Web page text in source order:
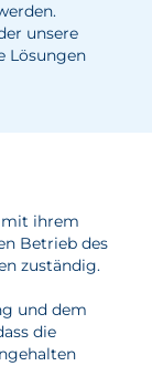
unsere
Lösungen
ihrem
Betrieb des
zuständig.
und dem
die